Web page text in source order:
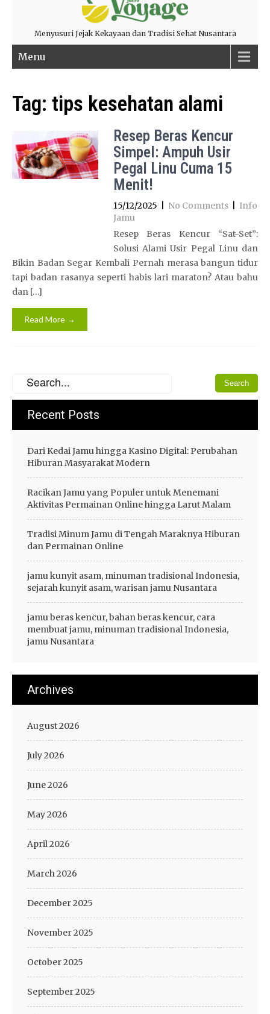
Menyusuri Jejak Kekayaan dan Tradisi Sehat Nusantara
Menu
Tag: tips kesehatan alami
Resep Beras Kencur
Simpel: Ampuh Usir
Pegal Linu Cuma 15
Menit!
15/12/2025 No Comments
Info
Jamu
Resep Beras Kencur “Sat-Set”:
Solusi Alami Usir Pegal Linu dan
Bikin Badan Segar Kembali Pernah merasa bangun tidur
tapi badan rasanya seperti habis lari maraton? Atau bahu
dan […]
Read More →
Recent Posts
Dari Kedai Jamu hingga Kasino Digital: Perubahan
Hiburan Masyarakat Modern
Racikan Jamu yang Populer untuk Menemani
Aktivitas Permainan Online hingga Larut Malam
Tradisi Minum Jamu di Tengah Maraknya Hiburan
dan Permainan Online
jamu kunyit asam, minuman tradisional Indonesia,
sejarah kunyit asam, warisan jamu Nusantara
jamu beras kencur, bahan beras kencur, cara
membuat jamu, minuman tradisional Indonesia,
jamu Nusantara
Archives
August 2026
July 2026
June 2026
May 2026
April 2026
March 2026
December 2025
November 2025
October 2025
September 2025